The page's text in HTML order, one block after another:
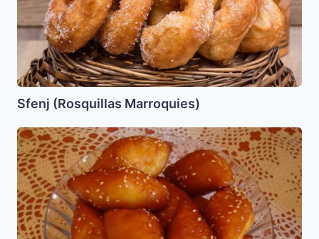
Sfenj (Rosquillas Marroquies)
Macrotes